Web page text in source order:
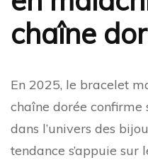
chaîne
En 2025, le bracelet
chaîne dorée confirme
dans l’univers des
tendance s’appuie sur